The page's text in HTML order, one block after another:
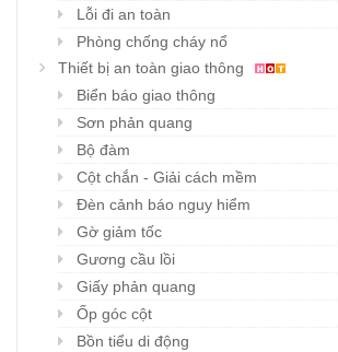
Lỗi đi an toàn
Phòng chống cháy nổ
Thiết bị an toàn giao thông
Biển báo giao thông
Sơn phản quang
Bộ đàm
Cột chắn - Giải cách mềm
Đèn cảnh báo nguy hiểm
Gờ giảm tốc
Gương cầu lồi
Giấy phản quang
Ốp góc cột
Bồn tiểu di động